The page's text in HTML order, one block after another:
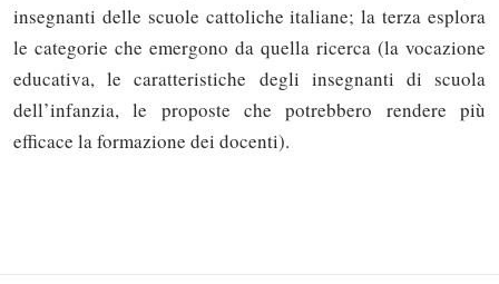
insegnanti delle scuole cattoliche italiane; la terza esplora
le categorie che emergono da quella ricerca (la vocazione
educativa, le caratteristiche degli insegnanti di scuola
dell’infanzia, le proposte che potrebbero rendere più
efficace la formazione dei docenti).
Solo gli utenti registrati possono